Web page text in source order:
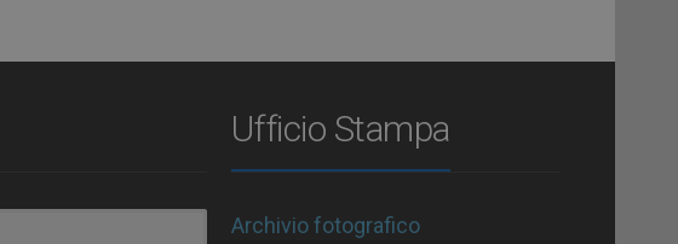
Ufficio Stampa
Archivio fotografico